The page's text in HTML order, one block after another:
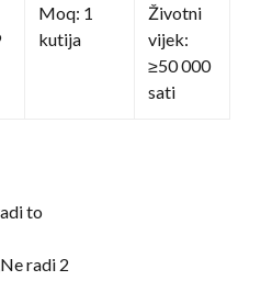
Moq: 1
kutija
Životni
vijek:
≥50 000
sati